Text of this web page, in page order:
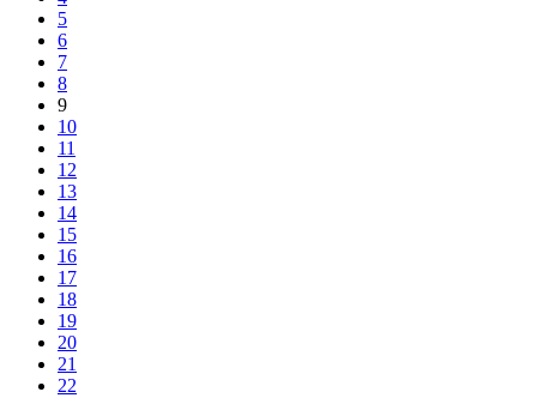
5
6
7
8
9
10
11
12
13
14
15
16
17
18
19
20
21
22